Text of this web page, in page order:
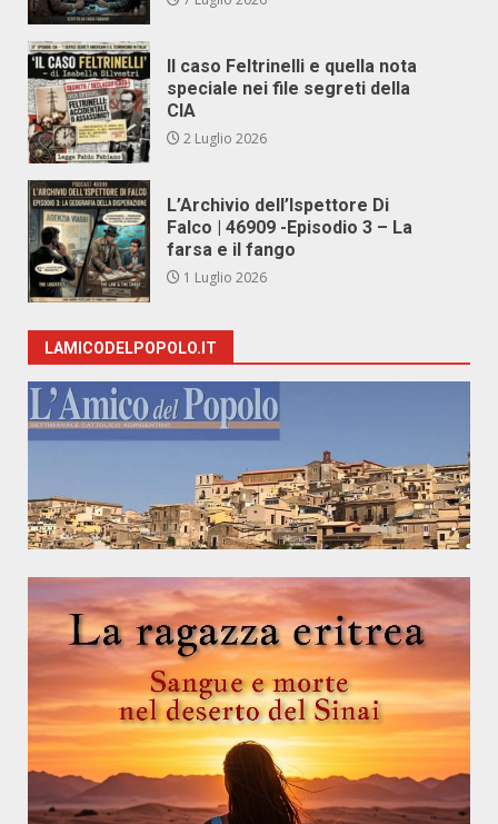
Il caso Feltrinelli e quella nota
speciale nei file segreti della
CIA
2 Luglio 2026
L’Archivio dell’Ispettore Di
Falco | 46909 -Episodio 3 – La
farsa e il fango
1 Luglio 2026
LAMICODELPOPOLO.IT